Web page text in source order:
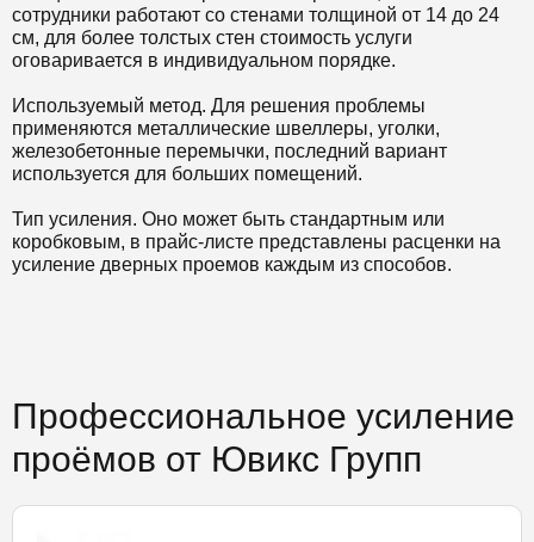
сотрудники работают со стенами толщиной от 14 до 24
см, для более толстых стен стоимость услуги
оговаривается в индивидуальном порядке.
Используемый метод. Для решения проблемы
применяются металлические швеллеры, уголки,
железобетонные перемычки, последний вариант
используется для больших помещений.
Тип усиления. Оно может быть стандартным или
коробковым, в прайс-листе представлены расценки на
усиление дверных проемов каждым из способов.
Профессиональное усиление
проёмов от Ювикс Групп